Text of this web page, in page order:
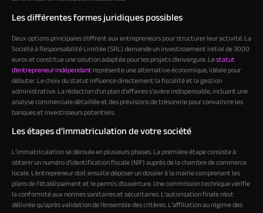
Les différentes formes juridiques possibles
Deux options principales s’offrent aux entrepreneurs pour structurer leur activité. La
Société à Responsabilité Limitée (SRL) demande un investissement initial de 3000
euros et constitue une solution adaptée pour les projets d’envergure. Lestatut
d’entrepreneur indépendantreprésente une alternative économique, idéale pour
débuter. Le choix du statut influence directement la fiscalité et la gestion
administrative. La rédaction d’un plan d’affaires s’avère indispensable, incluant une
analyse commerciale détaillée et des prévisions de trésorerie pour convaincre les
banques et investisseurs potentiels.
Les étapes d’immatriculation de votre société
L’immatriculation se déroule en plusieurs phases. La première étape consiste à
obtenir un numéro d’identification fiscale (NIF) auprès de la chambre de commerce
locale. L’entrepreneur doit ensuite déposer un dossier à la mairie comprenant les
plans de l’établissement et le permis d’ouverture. Une commission technique vérifie
la conformité aux normes sanitaires et sécuritaires. L’autorisation finale n’est
délivrée qu’après validation de l’ensemble des critères. L’affiliation au régime des